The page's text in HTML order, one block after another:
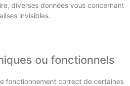
diverses données vous concernant
invisibles.
ou fonctionnels
fonctionnement correct de certaines